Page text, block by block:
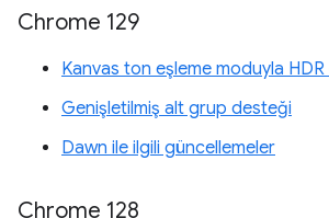
Chrome 129
Kanvas ton eşleme moduyla
Genişletilmiş alt grup desteği
Dawn ile ilgili güncellemeler
Chrome 128